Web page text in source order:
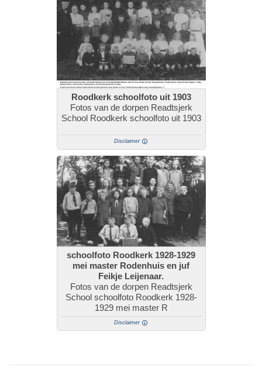
Roodkerk schoolfoto uit 1903
Fotos van de dorpen Readtsjerk
School Roodkerk schoolfoto uit 1903
Disclaimer
schoolfoto Roodkerk 1928-1929
mei master Rodenhuis en juf
Feikje Leijenaar.
Fotos van de dorpen Readtsjerk
School schoolfoto Roodkerk 1928-
1929 mei master R
Disclaimer